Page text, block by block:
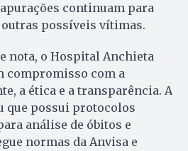
continuam para
possíveis vítimas.
nota, o Hospital Anchieta
compromisso com a
a ética e a transparência. A
possui protocolos
análise de óbitos e
normas da Anvisa e